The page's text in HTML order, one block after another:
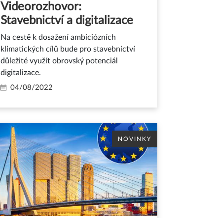
Videorozhovor:
Stavebnictví a digitalizace
Na cestě k dosažení ambiciózních
klimatických cílů bude pro stavebnictví
důležité využít obrovský potenciál
digitalizace.
04/08/2022
NOVINKY